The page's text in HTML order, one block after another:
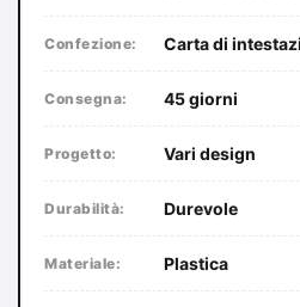
Confezione: Carta di
Consegna: 45 giorni
Progetto: Vari design
Durabilità: Durevole
Materiale: Plastica